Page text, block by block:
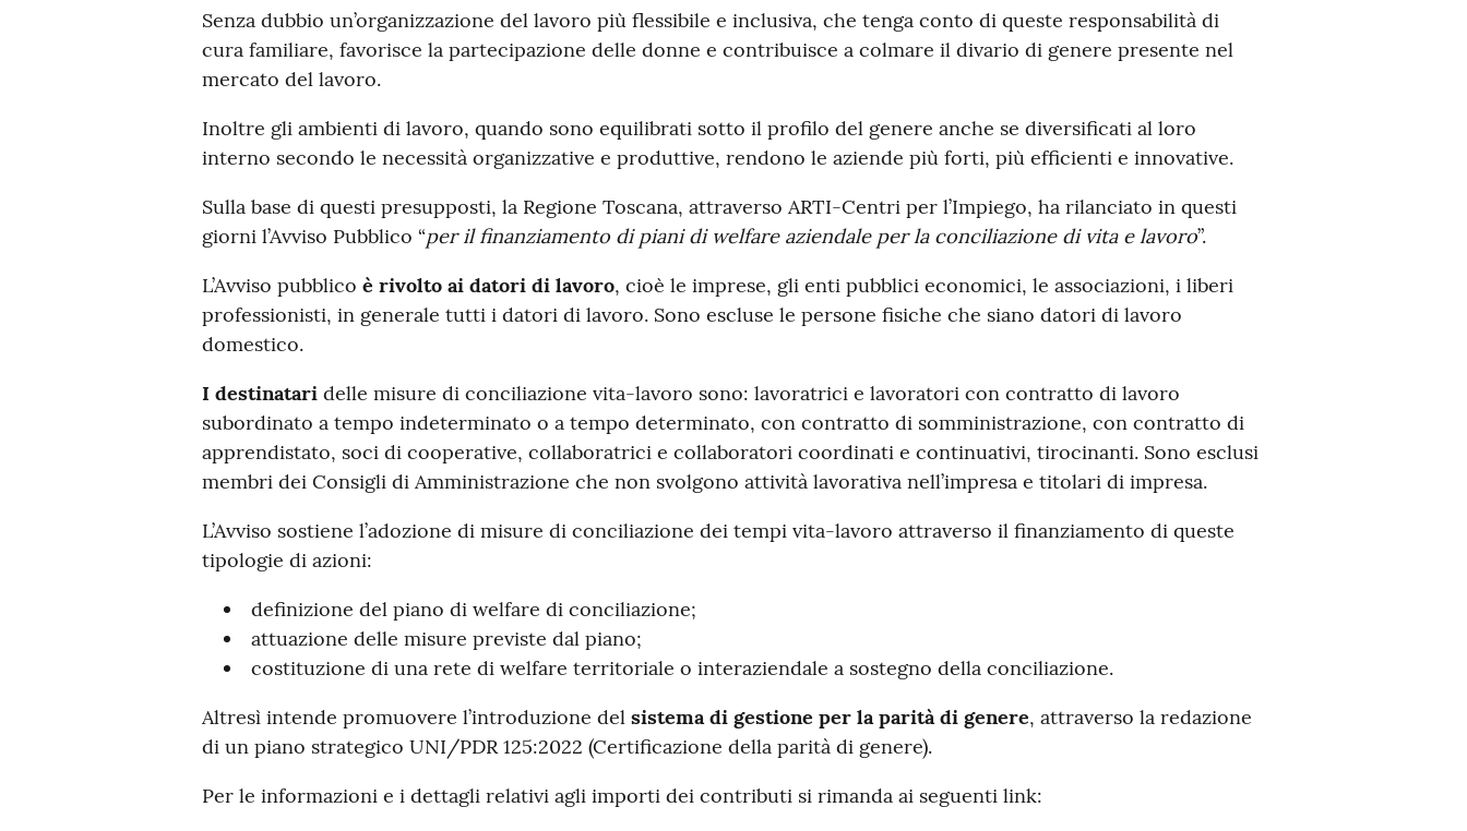
Senza dubbio un’organizzazione del lavoro più flessibile e inclusiva, che tenga conto di queste responsabilità di
cura familiare, favorisce la partecipazione delle donne e contribuisce a colmare il divario di genere presente nel
mercato del lavoro.
Inoltre gli ambienti di lavoro, quando sono equilibrati sotto il profilo del genere anche se diversificati al loro
interno secondo le necessità organizzative e produttive, rendono le aziende più forti, più efficienti e innovative.
Sulla base di questi presupposti, la Regione Toscana, attraverso ARTI-Centri per l’Impiego, ha rilanciato in questi
giorni l’Avviso Pubblico “per il finanziamento di piani di welfare aziendale per la conciliazione di vita elavoro”.
L’Avviso pubblico è rivolto ai datori di lavoro, cioè le imprese, gli enti pubblici economici, le associazioni, i liberi
professionisti, in generale tutti i datori di lavoro. Sono escluse le persone fisiche che siano datori di lavoro
domestico.
I destinataridelle misure di conciliazione vita-lavoro sono: lavoratrici e lavoratori con contratto di lavoro
subordinato a tempo indeterminato o a tempo determinato, con contratto di somministrazione, con contratto di
apprendistato, soci di cooperative, collaboratrici e collaboratori coordinati e continuativi, tirocinanti. Sono esclusi
membri dei Consigli di Amministrazione che non svolgono attività lavorativa nell’impresa e titolari di impresa.
L’Avviso sostiene l’adozione di misure di conciliazione dei tempi vita-lavoro attraverso il finanziamento di queste
tipologie di azioni:
definizione del piano di welfare di conciliazione;
attuazione delle misure previste dal piano;
costituzione di una rete di welfare territoriale o interaziendale a sostegno della conciliazione.
Altresì intende promuovere l’introduzione del sistema di gestione per la parità di genere, attraverso la redazione
di un piano strategico UNI/PDR 125:2022 (Certificazione della parità di genere).
Per le informazioni e i dettagli relativi agli importi dei contributi si rimanda ai seguenti link: